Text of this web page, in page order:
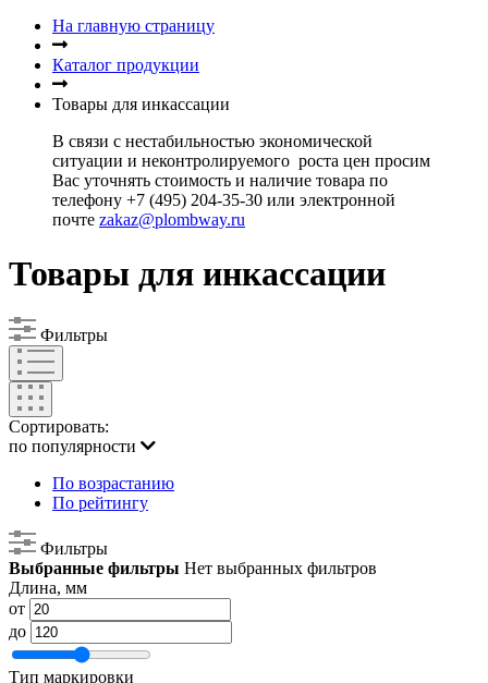
На главную страницу
Каталог продукции
Товары для инкассации
В связи с нестабильностью экономической
ситуации и неконтролируемого роста цен просим
Вас уточнять стоимость и наличие товара по
телефону +7 (495) 204-35-30 или электронной
почте zakaz@plombway.ru
Товары для инкассации
Фильтры
Сортировать:
по популярности
По возрастанию
По рейтингу
Фильтры
Выбранные фильтры Нет выбранных фильтров
Длина, мм
от
до
Тип маркировки